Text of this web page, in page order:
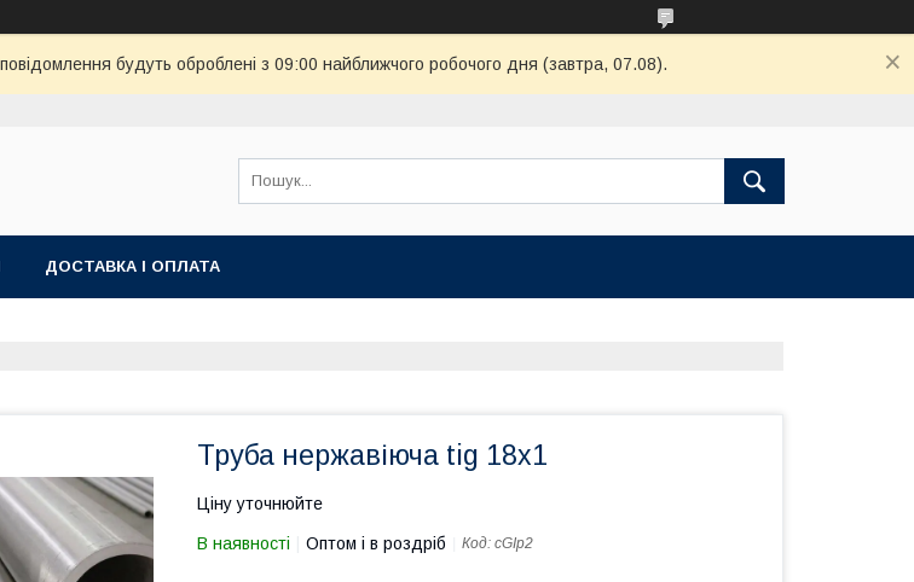
будуть оброблені з 09:00 найближчого робочого дня (завтра, 07.08).
ДОСТАВКА І ОПЛАТА
Труба нержавіюча tig 18х1
Ціну уточнюйте
В наявності Оптом і в роздріб Код: cGIp2